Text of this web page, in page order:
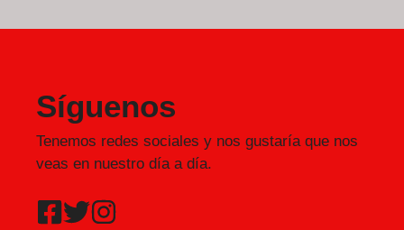
Síguenos
Tenemos redes sociales y nos gustaría que nos
veas en nuestro día a día.